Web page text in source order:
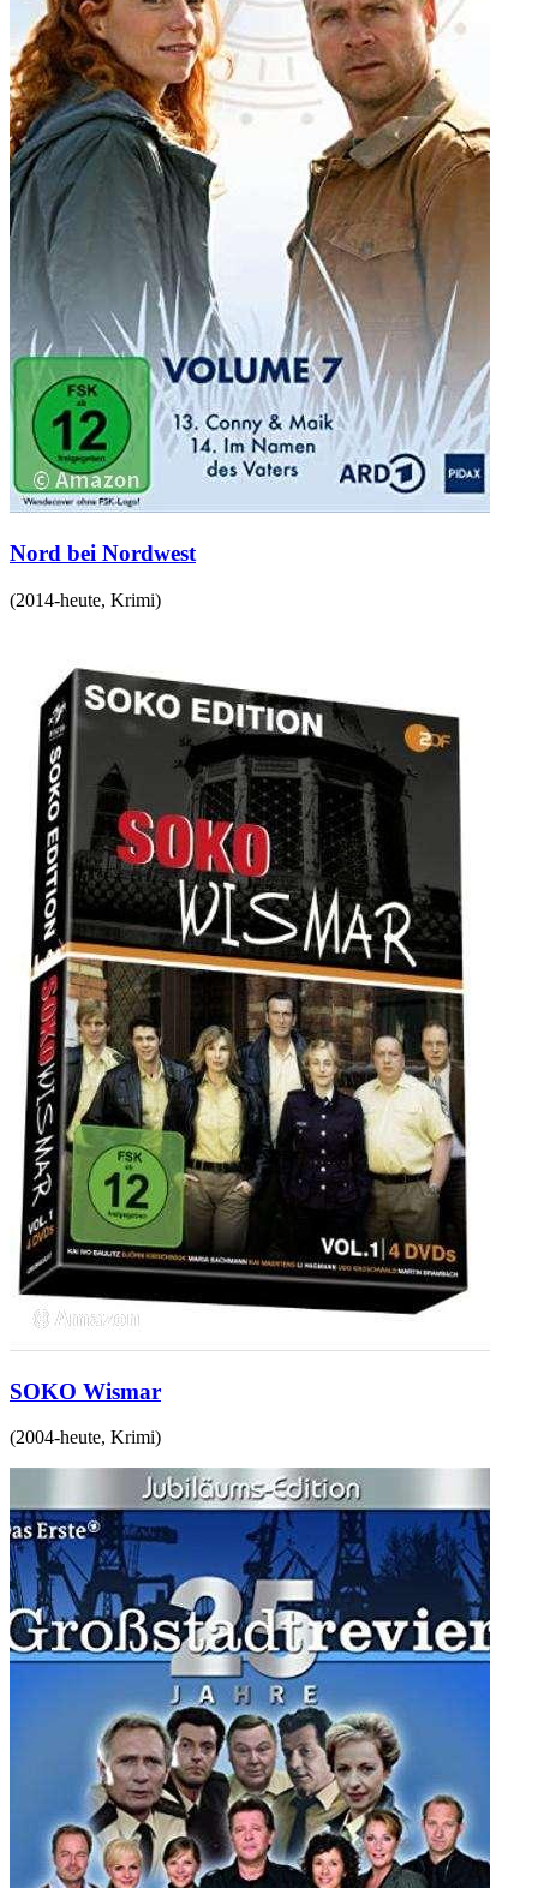
Nord bei Nordwest
(2014-heute, Krimi)
SOKO Wismar
(2004-heute, Krimi)